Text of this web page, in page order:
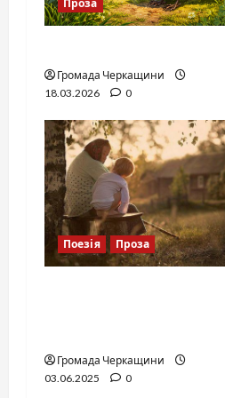
Проза
Громада Черкащини
18.03.2026
0
Поезія Проза
Громада Черкащини
03.06.2025
0